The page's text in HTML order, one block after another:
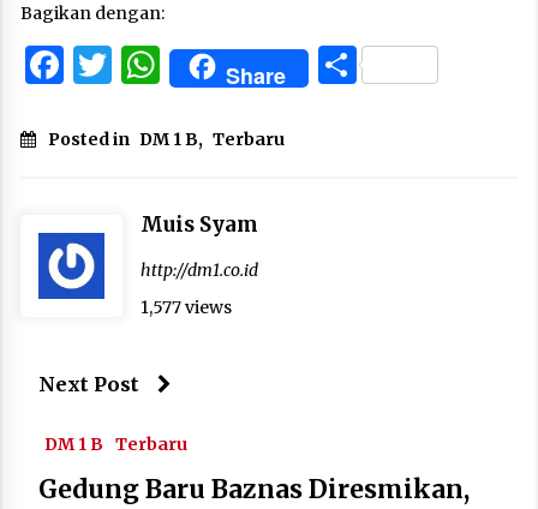
Bagikan dengan:
Facebook
Twitter
WhatsApp
Share Share
Posted in DM 1 B, Terbaru
Muis Syam
http://dm1.co.id
1,577 views
Next Post
DM 1 B Terbaru
Gedung Baru Baznas Diresmikan,